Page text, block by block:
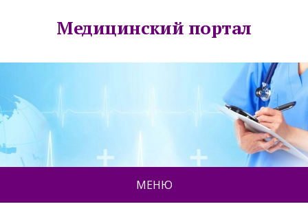
Медицинский портал
МЕНЮ